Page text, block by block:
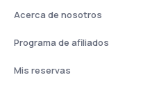
Acerca de nosotros
Programa de afiliados
Mis reservas